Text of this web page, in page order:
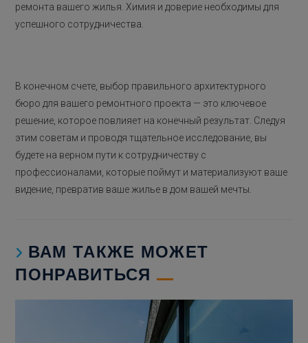
ремонта вашего жилья. Химия и доверие необходимы для
успешного сотрудничества.
В конечном счете, выбор правильного архитектурного
бюро для вашего ремонтного проекта — это ключевое
решение, которое повлияет на конечный результат. Следуя
этим советам и проводя тщательное исследование, вы
будете на верном пути к сотрудничеству с
профессионалами, которые поймут и материализуют ваше
видение, превратив ваше жилье в дом вашей мечты.
ВАМ ТАКЖЕ МОЖЕТ
ПОНРАВИТЬСЯ